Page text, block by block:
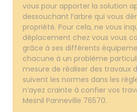
vous pour apporter la solution
dessouchant l’arbre qui vous
propriété. Pour cela, ne vous
déplacement chez vous vous
grâce à ses différents
chacune à un problème
mesure de réaliser des travaux
suivent les normes dans les
n’ayez crainte à confier vos
Mesnil Panneville 76570.